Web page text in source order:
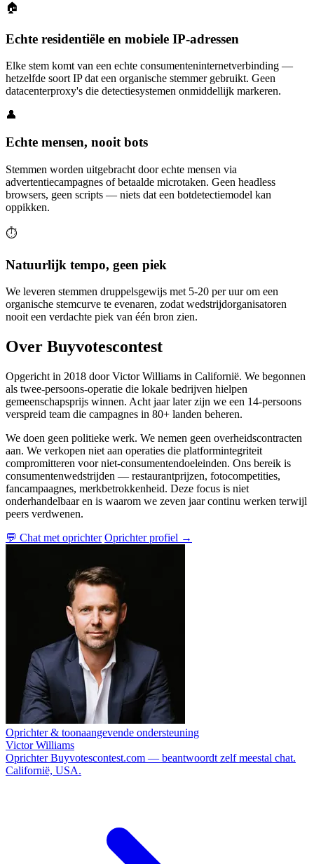
🏠
Echte residentiële en mobiele IP-adressen
Elke stem komt van een echte consumenteninternetverbinding —
hetzelfde soort IP dat een organische stemmer gebruikt. Geen
datacenterproxy's die detectiesystemen onmiddellijk markeren.
👤
Echte mensen, nooit bots
Stemmen worden uitgebracht door echte mensen via
advertentiecampagnes of betaalde microtaken. Geen headless
browsers, geen scripts — niets dat een botdetectiemodel kan
oppikken.
⏱️
Natuurlijk tempo, geen piek
We leveren stemmen druppelsgewijs met 5-20 per uur om een
organische stemcurve te evenaren, zodat wedstrijdorganisatoren
nooit een verdachte piek van één bron zien.
Over Buyvotescontest
Opgericht in 2018 door Victor Williams in Californië. We begonnen
als twee-persoons-operatie die lokale bedrijven hielpen
gemeenschapsprijs winnen. Acht jaar later zijn we een 14-persoons
verspreid team die campagnes in 80+ landen beheren.
We doen geen politieke werk. We nemen geen overheidscontracten
aan. We verkopen niet aan operaties die platformintegriteit
compromitteren voor niet-consumentendoeleinden. Ons bereik is
consumentenwedstrijden — restaurantprijzen, fotocompetities,
fancampaagnes, merkbetrokkenheid. Deze focus is niet
onderhandelbaar en is waarom we zeven jaar continu werken terwijl
peers verdwenen.
💬 Chat met oprichter Oprichter profiel →
Oprichter & toonaangevende ondersteuning
Victor Williams
Oprichter Buyvotescontest.com — beantwoordt zelf meestal chat.
Californië, USA.